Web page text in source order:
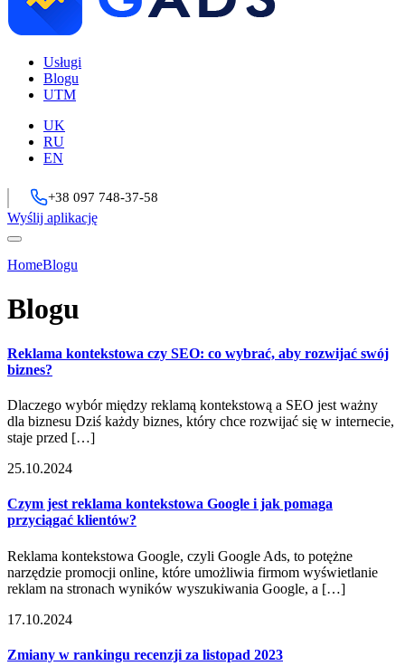
Usługi
Blogu
UTM
UK
RU
EN
+38 097 748-37-58
Wyślij aplikację
HomeBlogu
Blogu
Reklama kontekstowa czy SEO: co wybrać, aby rozwijać swój
biznes?
Dlaczego wybór między reklamą kontekstową a SEO jest ważny
dla biznesu Dziś każdy biznes, który chce rozwijać się w internecie,
staje przed […]
25.10.2024
Czym jest reklama kontekstowa Google i jak pomaga
przyciągać klientów?
Reklama kontekstowa Google, czyli Google Ads, to potężne
narzędzie promocji online, które umożliwia firmom wyświetlanie
reklam na stronach wyników wyszukiwania Google, a […]
17.10.2024
Zmiany w rankingu recenzji za listopad 2023